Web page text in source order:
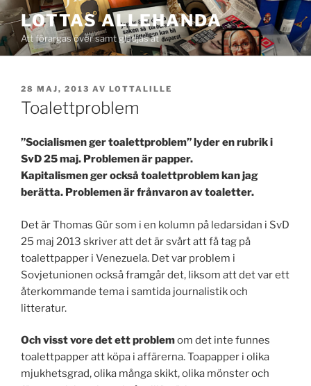
Hoppa
till
innehåll
LOTTAS ALLEHANDA
Att förargas över samt glädjas åt
PUBLICERAT
28 MAJ, 2013 AV LOTTALILLE
Toalettproblem
”Socialismen ger toalettproblem” lyder en rubrik i
SvD 25 maj. Problemen är papper.
Kapitalismen ger också toalettproblem kan jag
berätta. Problemen är frånvaron av toaletter.
Det är Thomas Gür som i en kolumn på ledarsidan i SvD
25 maj 2013 skriver att det är svårt att få tag på
toalettpapper i Venezuela. Det var problem i
Sovjetunionen också framgår det, liksom att det var ett
återkommande tema i samtida journalistik och
litteratur.
Och visst vore det ett problemom det inte funnes
toalettpapper att köpa i affärerna. Toapapper i olika
mjukhetsgrad, olika många skikt, olika mönster och